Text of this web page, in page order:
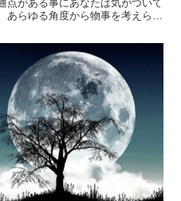
点がある事にあなたは気がついて
あらゆる角度から物事を考えられ
の問題を解決する能力を高める方